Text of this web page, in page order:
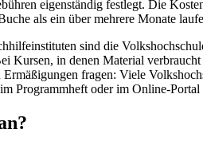
eigenständig festlegt. Die
als ein über mehrere Monate
sind die
Kursen, in denen Material
fragen: Viele
Programmheft oder im Online-